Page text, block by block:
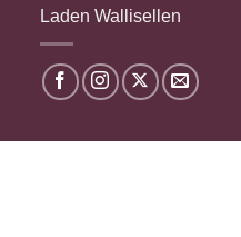
Laden Wallisellen